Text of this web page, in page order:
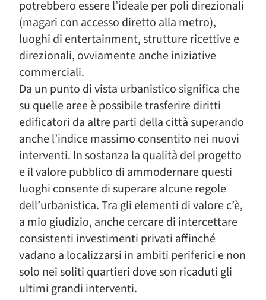
potrebbero essere l’ideale per poli direzionali
(magari con accesso diretto alla metro),
luoghi di entertainment, strutture ricettive e
direzionali, ovviamente anche iniziative
commerciali.
Da un punto di vista urbanistico significa che
su quelle aree è possibile trasferire diritti
edificatori da altre parti della città superando
anche l’indice massimo consentito nei nuovi
interventi. In sostanza la qualità del progetto
e il valore pubblico di ammodernare questi
luoghi consente di superare alcune regole
dell’urbanistica. Tra gli elementi di valore c’è,
a mio giudizio, anche cercare di intercettare
consistenti investimenti privati affinché
vadano a localizzarsi in ambiti periferici e non
solo nei soliti quartieri dove son ricaduti gli
ultimi grandi interventi.